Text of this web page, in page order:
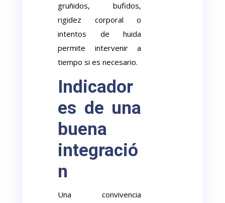
gruñidos, bufidos,
rigidez corporal o
intentos de huida
permite intervenir a
tiempo si es necesario.
Indicador
es de una
buena
integració
n
Una convivencia